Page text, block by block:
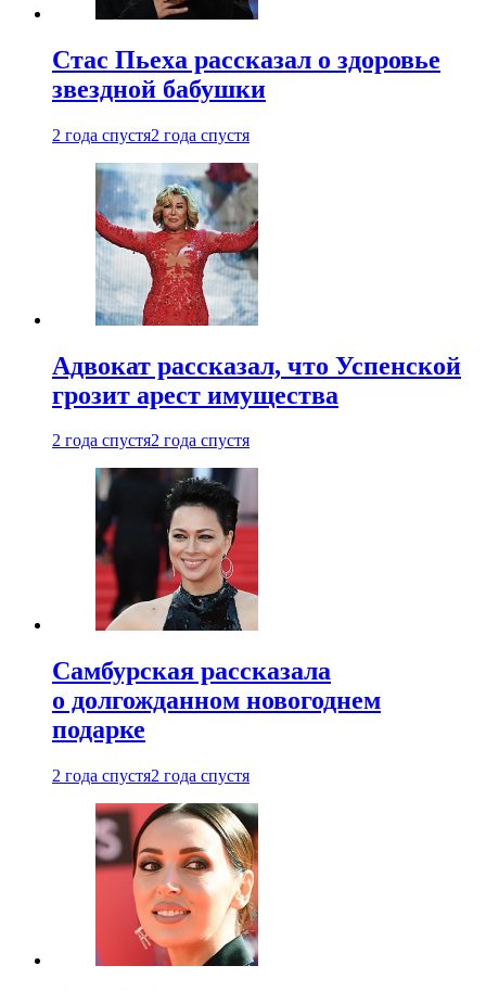
Стас Пьеха рассказал о здоровье
звездной бабушки
2 года спустя2 года спустя
Адвокат рассказал, что Успенской
грозит арест имущества
2 года спустя2 года спустя
Самбурская рассказала
о долгожданном новогоднем
подарке
2 года спустя2 года спустя